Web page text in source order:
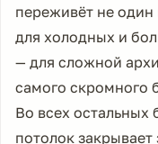
переживёт не
для холодных и
— для сложной
самого скромного
Во всех остальных
потолок